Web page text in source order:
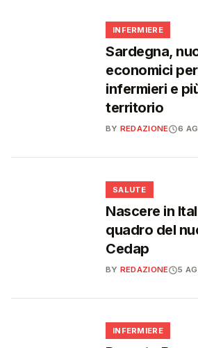
INFERMIERE
Sardegna,
economici
infermieri e
territorio
BY REDAZIONE 6
SALUTE
Nascere in
quadro del
Cedap
BY REDAZIONE 5
INFERMIERE